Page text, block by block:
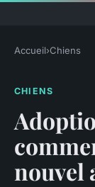
Accueil›Chiens
CHIENS
nouvel